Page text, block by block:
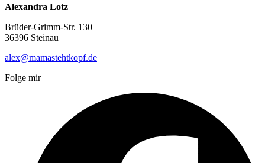
Alexandra Lotz
Brüder-Grimm-Str. 130
36396 Steinau
alex@mamastehtkopf.de
Folge mir